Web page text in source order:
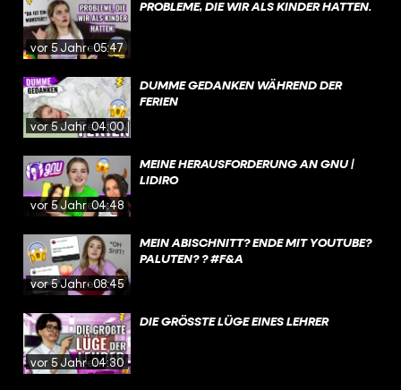
vor 5 Jahren05:47
PROBLEME, DIE WIR ALS KINDER HATTEN.
vor 5 Jahren04:00
DUMME GEDANKEN WÄHREND DER
FERIEN
vor 5 Jahren04:48
MEINE HERAUSFORDERUNG AN GNU |
LIDIRO
vor 5 Jahren08:45
MEIN ABISCHNITT? ENDE MIT YOUTUBE?
PALUTEN? ? #F&A
vor 5 Jahren04:30
DIE GRÖSSTE LÜGE EINES LEHRER